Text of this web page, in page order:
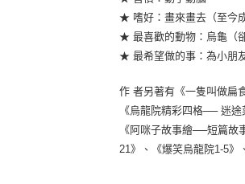
★ 嗜好：畫來畫去（至今
★ 最喜歡的動物：烏龜（
★ 最希望做的事：為小朋
作 者另著有《一隻叫做扁
《烏龍院精彩四格── 迷
《阿咪子故事繪──短篇
21》、《爆笑烏龍院1-5